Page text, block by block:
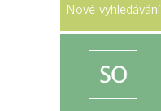
Nové vyhledávání